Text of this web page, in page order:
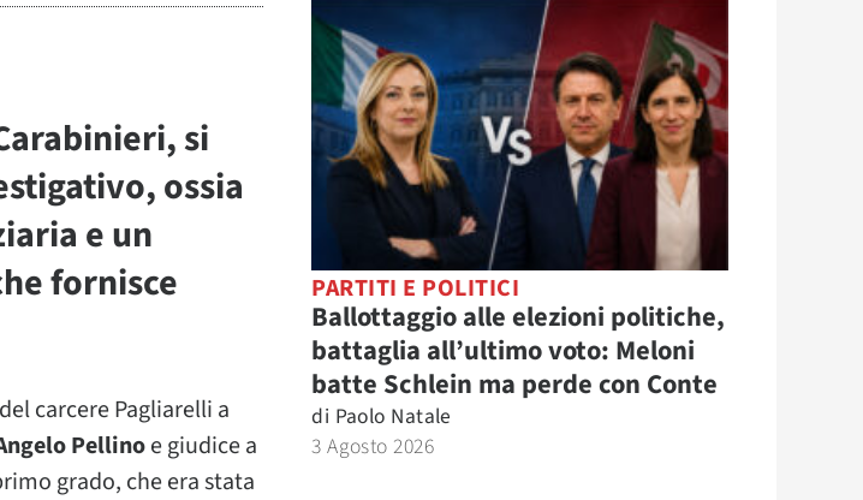
si
ossia
e un
fornisce
carcere Pagliarelli a
Pellinoe giudice a
grado, che era stata
PARTITI E POLITICI
Ballottaggio alle elezioni politiche,
battaglia all’ultimo voto: Meloni
batte Schlein ma perde con Conte
di Paolo Natale
3 Agosto 2026